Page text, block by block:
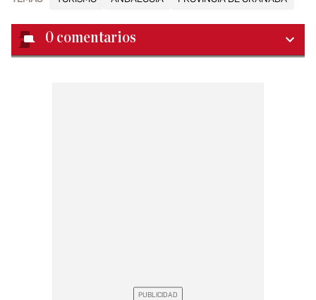
0 comentarios